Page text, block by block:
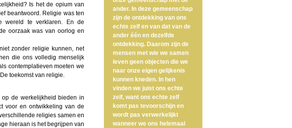
ander. In deze gemeenschap
zijn de ontdekking van ons
echte zelf en van dat van de
ander één en dezelfde
ontdekking. Daarom zijn de
mensen met wie we samen
leven geen objecten die we
naar onze eigen gelijkenis
kunnen kneden. In hen
vinden we juist ons echte
zelf, want ons echte zelf
komt pas tevoorschijn en
wordt pas verwerkelijkt
wanneer we ons helemaal
Is het de opium van
beantwoord. Religie was ten
wereld te verklaren. En de
oorzaak was van oorlog en
zonder religie kunnen, net
die ons volledig menselijk
contemplatieven moeten we
toekomst van religie.
de werkelijkheid bieden in
voor en ontwikkeling van de
religies samen en
hieraan is het begrijpen van